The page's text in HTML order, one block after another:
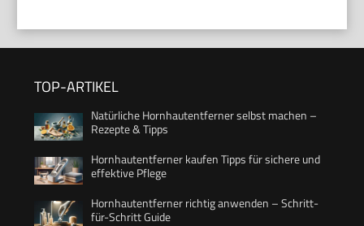
TOP-ARTIKEL
Natürliche Hornhautentferner selbst machen –
Rezepte & Tipps
Hornhautentferner kaufen Tipps für sichere und
effektive Pflege
Hornhautentferner richtig anwenden – Schritt-
für-Schritt Guide